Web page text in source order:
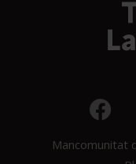
Mancomunitat